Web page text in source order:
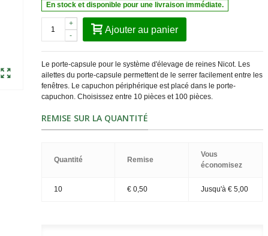
En stock et disponible pour une livraison immédiate.
-
+
Ajouter au panier
Le porte-capsule pour le système d'élevage de reines Nicot. Les
ailettes du porte-capsule permettent de le serrer facilement entre les
fenêtres. Le capuchon périphérique est placé dans le porte-
capuchon. Choisissez entre 10 pièces et 100 pièces.
REMISE SUR LA QUANTITÉ
Quantité Remise
Vous
économisez
10 € 0,50 Jusqu'à € 5,00